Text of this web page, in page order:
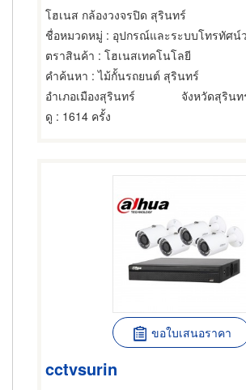
โฮเนส กล้องวงจรปิด สุรินทร์
ชื่อหมวดหมู่ : อุปกรณ์และระบบโทรทัศน์วงจรปิด,อุปกรณ์และระบบโทรทัศน์วงจรปิด,อุป
ตราสินค้า : โฮเนสเทคโนโลยี
คำค้นหา : ไม้กั้นรถยนต์ สุรินทร์
อำเภอเมืองสุรินทร์
จังหวัดสุรินท
ดู : 1614 ครั้ง
ขอใบเสนอราคา
cctvsurin